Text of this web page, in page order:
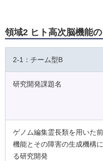
領域2 ヒト高次脳機能
2-1：チーム型B
研究開発課題名
ゲノム編集霊長類を用いた
機能とその障害の生成機構
る研究開発